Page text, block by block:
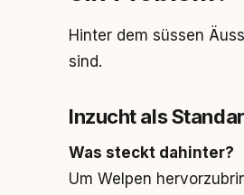
Hinter dem süssen
sind.
Inzucht als
Was steckt dahinter?
Um Welpen